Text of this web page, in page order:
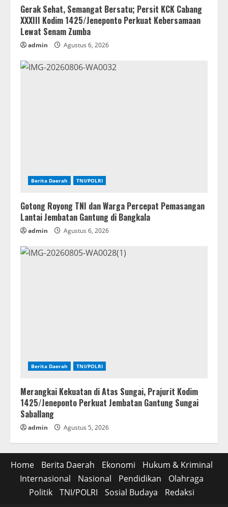
Gerak Sehat, Semangat Bersatu; Persit KCK Cabang
XXXIII Kodim 1425/Jeneponto Perkuat Kebersamaan
Lewat Senam Zumba
admin Agustus 6, 2026
Berita Daerah TNI/POLRI
Gotong Royong TNI dan Warga Percepat Pemasangan
Lantai Jembatan Gantung di Bangkala
admin Agustus 6, 2026
Berita Daerah TNI/POLRI
Merangkai Kekuatan di Atas Sungai, Prajurit Kodim
1425/Jeneponto Perkuat Jembatan Gantung Sungai
Saballang
admin Agustus 5, 2026
Home Berita Daerah Ekonomi
Hukum & Kriminal
Internasional
Nasional Pendidikan
Olahraga
Politik
TNI/POLRI Sosial Budaya Redaksi